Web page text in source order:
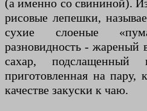
(а именно со свининой).
рисовые лепешки,
сухие слоеные
разновидность -
сахар,
приготовленная на пару,
качестве закуски к чаю.